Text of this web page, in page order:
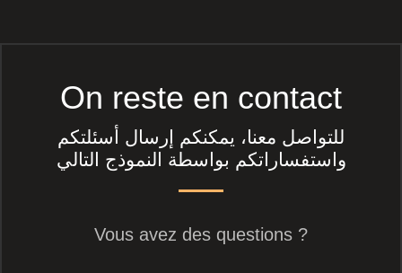
On reste en contact
للتواصل معنا، يمكنكم إرسال أسئلتكم
واستفساراتكم بواسطة النموذج التالي
Vous avez des questions ?